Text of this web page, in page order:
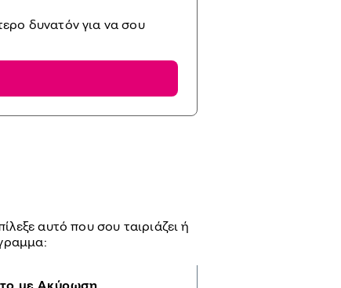
δυνατόν για να σου
αυτό που σου ταιριάζει ή
με Ακύρωση